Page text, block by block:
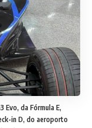
Evo, da Fórmula E,
in D, do aeroporto